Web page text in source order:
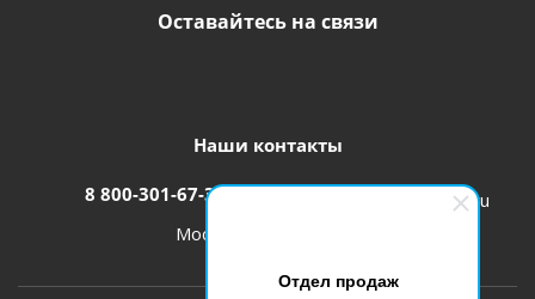
Отдел продаж
Оставайтесь на связи
Наши контакты
8 800-301-67-31
zakaz@etk-oniks.ru
Москва, ул. Кетчерская,13